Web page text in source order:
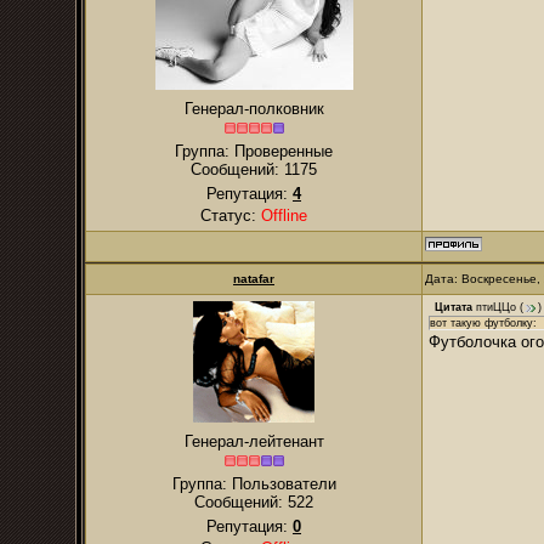
Генерал-полковник
Группа: Проверенные
Сообщений: 1175
Репутация: 4
Статус: Offline
natafar Дата:
Генерал-лейтенант
Группа: Пользователи
Сообщений: 522
Репутация: 0
Цитата птиЦЦо (
)
вот такую футболку:
Футболочка